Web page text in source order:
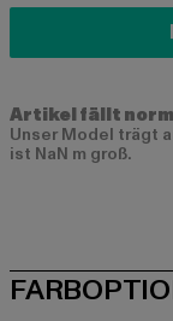
Artikel fällt
Unser Model trägt
ist NaN m groß.